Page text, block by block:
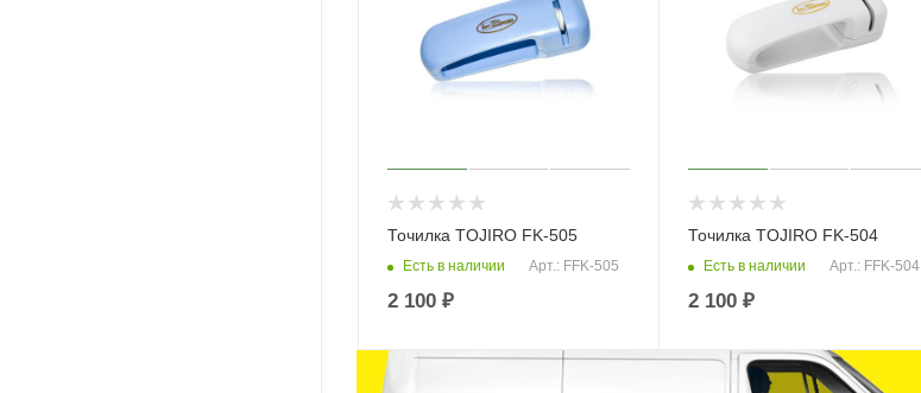
Точилка TOJIRO FK-505
Есть в наличии Арт.: FFK-505
2 100 ₽
Точилка TOJIRO FK-504
Есть в наличии Арт.: FFK-504
2 100 ₽